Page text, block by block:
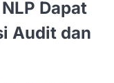
Dapat
Audit dan